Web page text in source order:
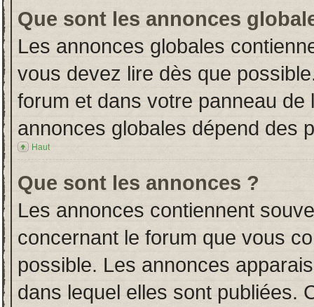
Que sont les annonces
Les annonces globales
vous devez lire dès que
forum et dans votre panneau de
annonces globales dépend des
Haut
Que sont les annonces ?
Les annonces contiennent
concernant le forum que vous
possible. Les annonces
dans lequel elles sont publiées.